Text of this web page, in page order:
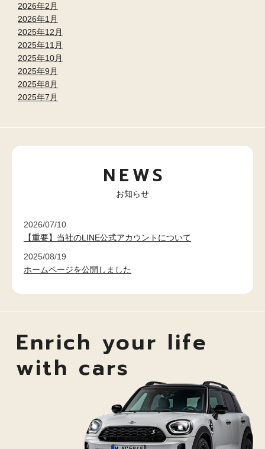
2026年2月
2026年1月
2025年12月
2025年11月
2025年10月
2025年9月
2025年8月
2025年7月
NEWS
お知らせ
2026/07/10
【重要】当社のLINE公式アカウントについて
2025/08/19
ホームページを公開しました
Enrich your life
with cars